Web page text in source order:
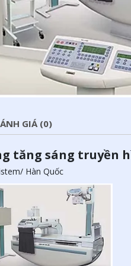
GIÁ (0)
tăng sáng truyền
Hàn Quốc